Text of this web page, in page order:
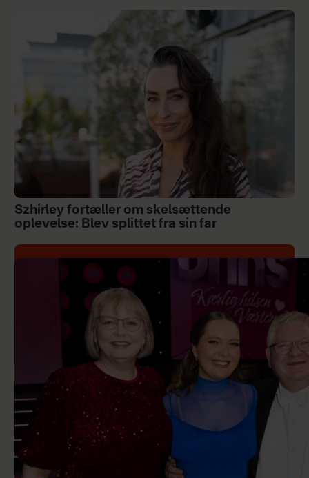
Szhirley fortæller om skelsættende
oplevelse: Blev splittet fra sin far